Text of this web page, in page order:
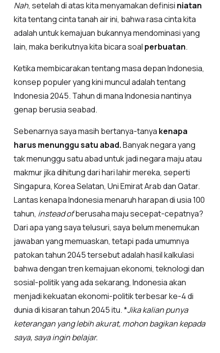
Nah, setelah di atas kita menyamakan definisi niatan
kita tentang cinta tanah air ini, bahwa rasa cinta kita
adalah untuk kemajuan bukannya mendominasi yang
lain, maka berikutnya kita bicara soal perbuatan.
Ketika membicarakan tentang masa depan Indonesia,
konsep populer yang kini muncul adalah tentang
Indonesia 2045. Tahun di mana Indonesia nantinya
genap berusia seabad.
Sebenarnya saya masih bertanya-tanya kenapa
harus menunggu satu abad.Banyak negara yang
tak menunggu satu abad untuk jadi negara maju atau
makmur jika dihitung dari hari lahir mereka, seperti
Singapura, Korea Selatan, Uni Emirat Arab dan Qatar.
Lantas kenapa Indonesia menaruh harapan di usia 100
tahun, instead ofberusaha maju secepat-cepatnya?
Dari apa yang saya telusuri, saya belum menemukan
jawaban yang memuaskan, tetapi pada umumnya
patokan tahun 2045 tersebut adalah hasil kalkulasi
bahwa dengan tren kemajuan ekonomi, teknologi dan
sosial-politik yang ada sekarang, Indonesia akan
menjadi kekuatan ekonomi-politik terbesar ke-4 di
dunia di kisaran tahun 2045 itu. *Jika kalian punya
keterangan yang lebih akurat, mohon bagikan kepada
saya, saya ingin belajar.